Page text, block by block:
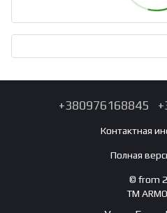
+380976168845
Контактная
Полная
© from
TM